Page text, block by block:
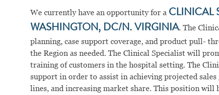
We currently have an opportunity for a CLINICAL
WASHINGTON, DC/N. VIRGINIA. The
planning, case support coverage, and product pull-
the Region as needed. The Clinical Specialist will
training of customers in the hospital setting. The
support in order to assist in achieving projected
lines, and increasing market share. This position will